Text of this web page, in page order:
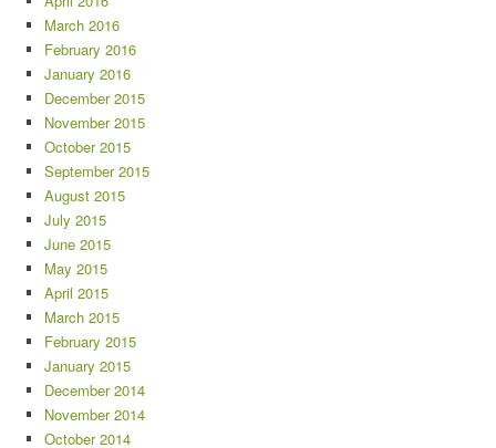
March 2016
February 2016
January 2016
December 2015
November 2015
October 2015
September 2015
August 2015
July 2015
June 2015
May 2015
April 2015
March 2015
February 2015
January 2015
December 2014
November 2014
October 2014